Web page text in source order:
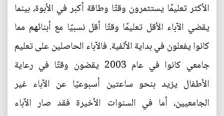
الأكثر تعليمًا يستثمرون وقتًا وطاقة أكبر في الأبوة، بينما
يقضي الآباء الأقل تعليمًا وقتًا أقل نسبيًا مع أبنائهم مما
كانوا يفعلون في بداية الألفية. فالآباء الحاصلين على تعليم
جامعي كانوا في عام 2003 يقضون وقتًا في رعاية
الأطفال يزيد بنحو ساعتين أسبوعيًا عن الآباء غير
الجامعيين، أما في السنوات الأخيرة فقد صار الآباء